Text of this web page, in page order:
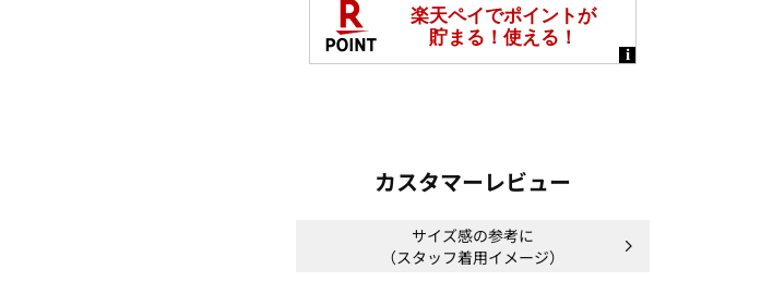
※商品画像は、光の当たり具合やパソコンやスマートフォンなどの閲覧環境に
より、実際の色味と異なって見える場合がございます。予めご了承ください。
※店舗とWEBの販売時期は異なる場合がございます。
カスタマーレビュー
サイズ感の参考に
（スタッフ着用イメージ）